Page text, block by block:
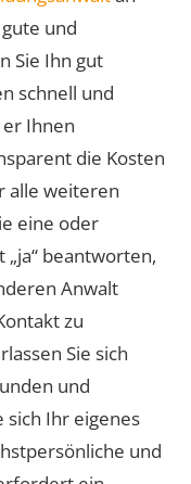
und
Sie Ihn gut
schnell und
Ihnen
die Kosten
alle weiteren
eine oder
beantworten,
Anwalt
zu
Sie sich
und
sich Ihr eigenes
und